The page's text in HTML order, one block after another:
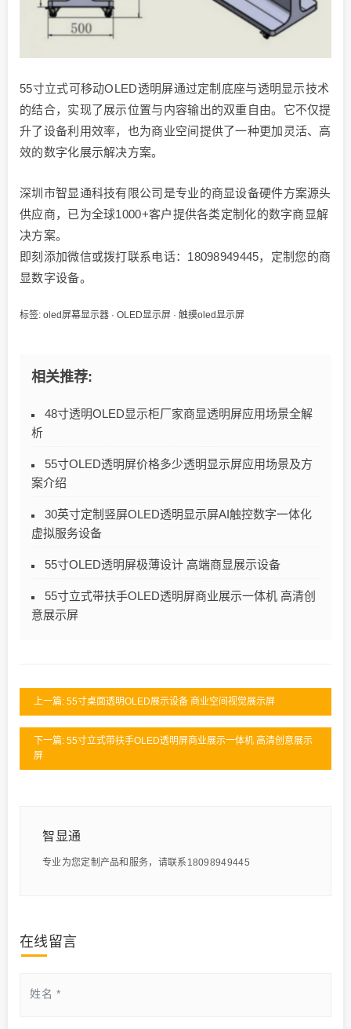
55寸立式可移动OLED透明屏通过定制底座与透明显示技术
的结合，实现了展示位置与内容输出的双重自由。它不仅提
升了设备利用效率，也为商业空间提供了一种更加灵活、高
效的数字化展示解决方案。
深圳市智显通科技有限公司是专业的商显设备硬件方案源头
供应商，已为全球1000+客户提供各类定制化的数字商显解
决方案。
即刻添加微信或拨打联系电话：18098949445，定制您的商
显数字设备。
标签: oled屏幕显示器 · OLED显示屏 · 触摸oled显示屏
相关推荐:
48寸透明OLED显示柜厂家商显透明屏应用场景全解
析
55寸OLED透明屏价格多少透明显示屏应用场景及方
案介绍
30英寸定制竖屏OLED透明显示屏AI触控数字一体化
虚拟服务设备
55寸OLED透明屏极薄设计 高端商显展示设备
55寸立式带扶手OLED透明屏商业展示一体机 高清创
意展示屏
上一篇: 55寸桌面透明OLED展示设备 商业空间视觉展示屏
下一篇: 55寸立式带扶手OLED透明屏商业展示一体机 高清创意展示
屏
智显通
专业为您定制产品和服务，请联系18098949445
在线留言